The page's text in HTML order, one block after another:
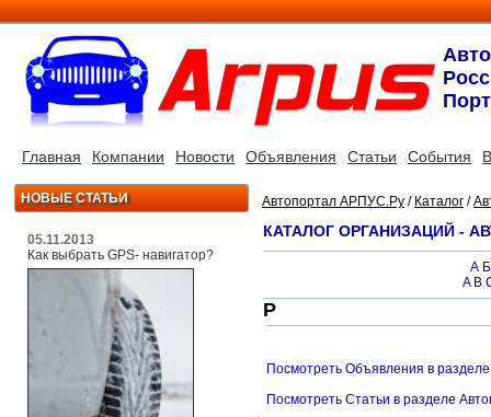
Главная Компании Новости Объявления Статьи События
НОВЫЕ СТАТЬИ
05.11.2013
Как выбрать GPS- навигатор?
Автопортал АРПУС.Ру / Каталог /
КАТАЛОГ ОРГАНИЗАЦИЙ -
А Б
A B
Р
Посмотреть Объявления в
Посмотреть Статьи в разделе